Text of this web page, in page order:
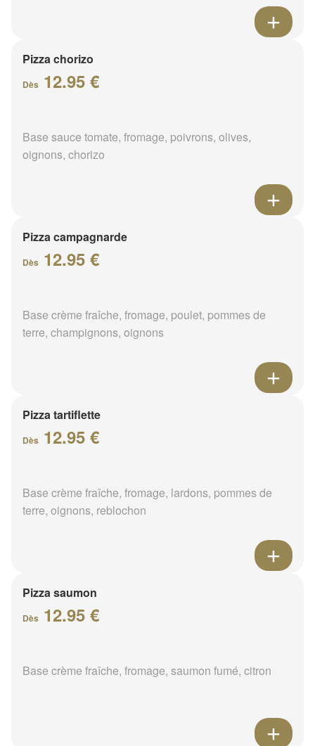
Pizza chorizo
Dès 12.95 €
Base sauce tomate, fromage, poivrons, olives,
oignons, chorizo
Pizza campagnarde
Dès 12.95 €
Base crème fraîche, fromage, poulet, pommes de
terre, champignons, oignons
Pizza tartiflette
Dès 12.95 €
Base crème fraîche, fromage, lardons, pommes de
terre, oignons, reblochon
Pizza saumon
Dès 12.95 €
Base crème fraîche, fromage, saumon fumé, citron